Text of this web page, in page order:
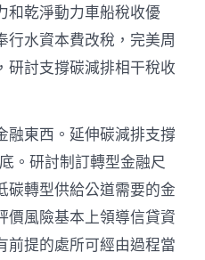
和乾淨動力車船稅收優
行水資本費改稅，完美周
研討支撐碳減排相干稅收
融東西。延伸碳減排支撐
。研討制訂轉型金融尺
碳轉型供給公道需要的金
價風險基本上領導信貸資
前提的處所可經由過程當